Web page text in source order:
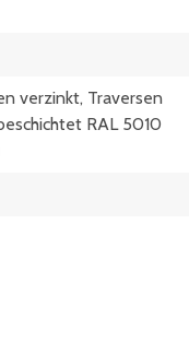
verzinkt, Traversen
RAL 5010